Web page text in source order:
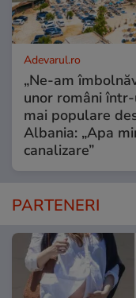
Adevarul.ro
„Ne-am
unor români
mai populare
Albania: „Apa
canalizare”
PARTENERI